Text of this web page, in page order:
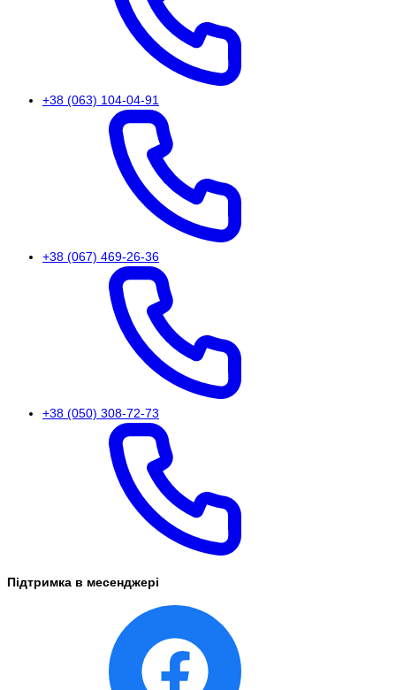
+38 (063) 104-04-91
+38 (067) 469-26-36
+38 (050) 308-72-73
Підтримка в месенджері